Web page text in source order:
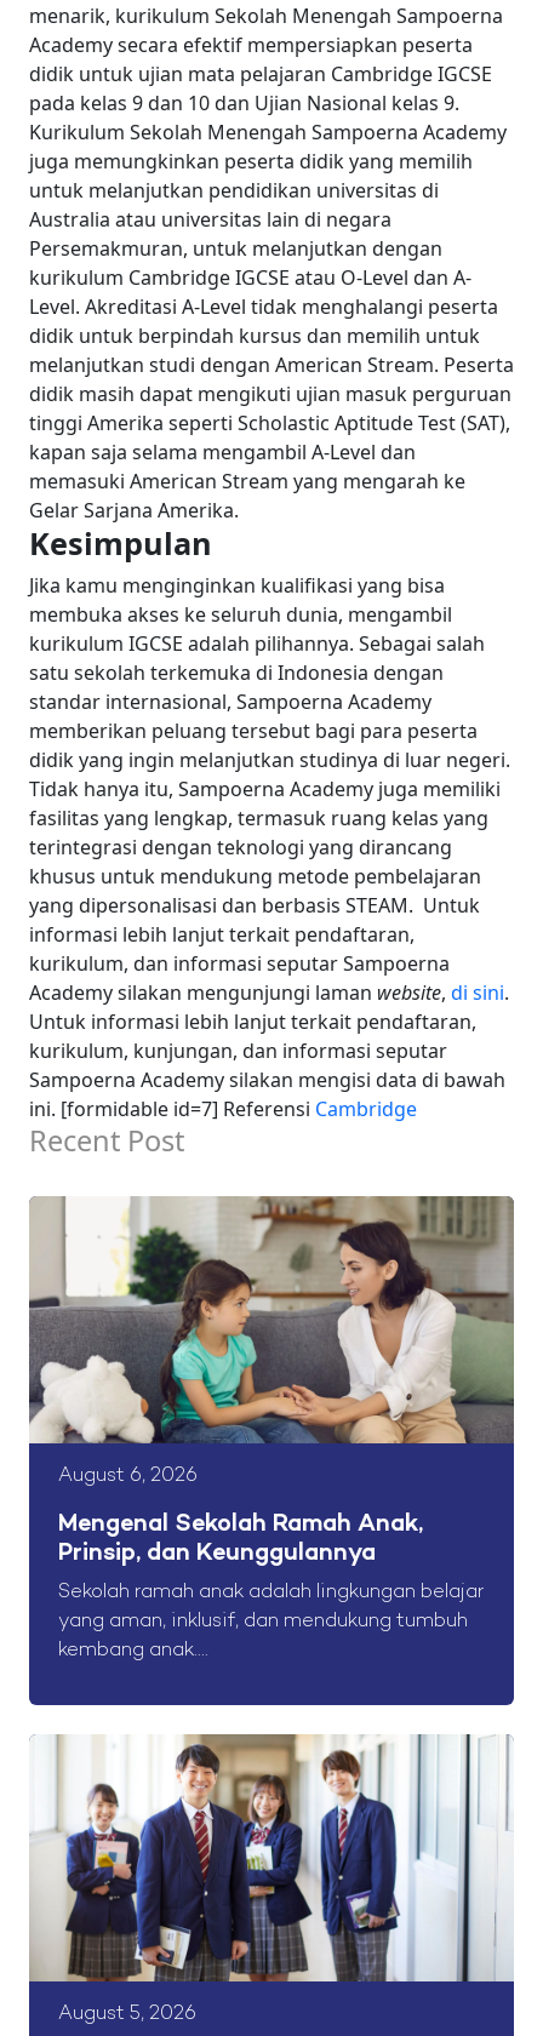
menarik, kurikulum Sekolah Menengah Sampoerna
Academy secara efektif mempersiapkan peserta
didik untuk ujian mata pelajaran Cambridge IGCSE
pada kelas 9 dan 10 dan Ujian Nasional kelas 9.
Kurikulum Sekolah Menengah Sampoerna Academy
juga memungkinkan peserta didik yang memilih
untuk melanjutkan pendidikan universitas di
Australia atau universitas lain di negara
Persemakmuran, untuk melanjutkan dengan
kurikulum Cambridge IGCSE atau O-Level dan A-
Level. Akreditasi A-Level tidak menghalangi peserta
didik untuk berpindah kursus dan memilih untuk
melanjutkan studi dengan American Stream. Peserta
didik masih dapat mengikuti ujian masuk perguruan
tinggi Amerika seperti Scholastic Aptitude Test (SAT),
kapan saja selama mengambil A-Level dan
memasuki American Stream yang mengarah ke
Gelar Sarjana Amerika.
Kesimpulan
Jika kamu menginginkan kualifikasi yang bisa
membuka akses ke seluruh dunia, mengambil
kurikulum IGCSE adalah pilihannya. Sebagai salah
satu sekolah terkemuka di Indonesia dengan
standar internasional, Sampoerna Academy
memberikan peluang tersebut bagi para peserta
didik yang ingin melanjutkan studinya di luar negeri.
Tidak hanya itu, Sampoerna Academy juga memiliki
fasilitas yang lengkap, termasuk ruang kelas yang
terintegrasi dengan teknologi yang dirancang
khusus untuk mendukung metode pembelajaran
yang dipersonalisasi dan berbasis STEAM. Untuk
informasi lebih lanjut terkait pendaftaran,
kurikulum, dan informasi seputar Sampoerna
Academy silakan mengunjungi laman website, di sini.
Untuk informasi lebih lanjut terkait pendaftaran,
kurikulum, kunjungan, dan informasi seputar
Sampoerna Academy silakan mengisi data di bawah
ini. [formidable id=7] Referensi Cambridge
Recent Post
August 6, 2026
Mengenal Sekolah Ramah Anak,
Prinsip, dan Keunggulannya
Sekolah ramah anak adalah lingkungan belajar
yang aman, inklusif, dan mendukung tumbuh
kembang anak....
August 5, 2026